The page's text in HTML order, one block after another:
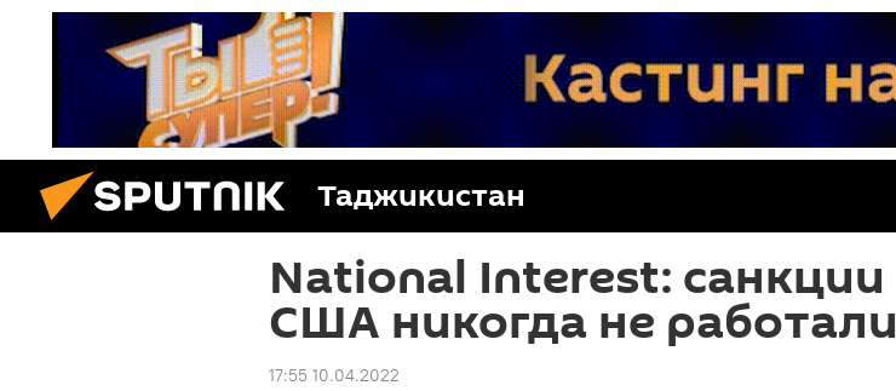
Таджикистан
National Interest: санкции
США никогда не работали
17:55 10.04.2022